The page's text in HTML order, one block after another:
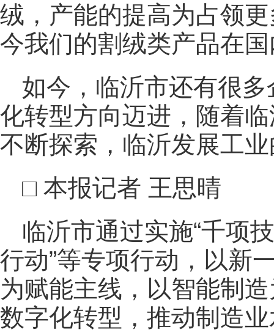
绒，产能的提高为占领
今我们的割绒类产品在
如今，临沂市还有很
化转型方向迈进，随着
不断探索，临沂发展工
□ 本报记者 王思晴
临沂市通过实施“千项
行动”等专项行动，以新
为赋能主线，以智能制
数字化转型，推动制造